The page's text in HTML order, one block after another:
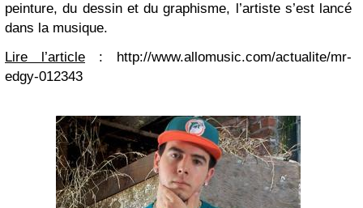
peinture, du dessin et du graphisme, l’artiste s’est lancé
dans la musique.
Lire l’article : http://www.allomusic.com/actualite/mr-
edgy-012343